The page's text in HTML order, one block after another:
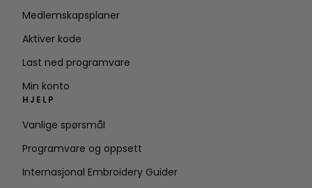
Medlemskapsplaner
Aktiver kode
Last ned programvare
Min konto
HJELP
Vanlige spørsmål
Programvare og oppsett
Internasjonal Embroidery Guider